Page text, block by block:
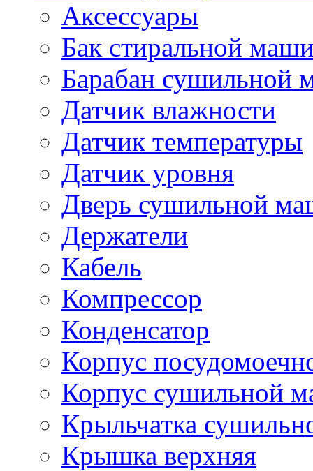
Аксессуары
Бак стиральной
Барабан сушильной
Датчик влажности
Датчик температуры
Датчик уровня
Дверь сушильной
Держатели
Кабель
Компрессор
Конденсатор
Корпус
Корпус сушильной
Крыльчатка
Крышка верхняя